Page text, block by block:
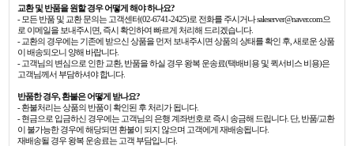
교환 및 반품을 원할 경우 어떻게 해야 하나요?
- 모든 반품 및 교환 문의는 고객센터(02-6741-2425)로 전화를 주시거나 saleserver@naver.com으
로 이메일을 보내주시면, 즉시 확인하여 빠르게 처리해 드리겠습니다.
- 교환의 경우에는 기존에 받으신 상품을 먼저 보내주시면 상품의 상태를 확인 후, 새로운 상품
이 배송되오니 양해 바랍니다.
- 고객님의 변심으로 인한 교환, 반품을 하실 경우 왕복 운송료(택배비용 및 퀵서비스 비용)은
고객님께서 부담하셔야 합니다.
반품한 경우, 환불은 어떻게 받나요?
- 환불처리는 상품의 반품이 확인된 후 처리가 됩니다.
- 현금으로 입금하신 경우에는 고객님의 은행 계좌번호로 즉시 송금해 드립니다. 단, 반품/교환
이 불가능한 경우에 해당되면 환불이 되지 않으며 고객에게 재배송됩니다.
재배송될 경우 왕복 운송료는 고객 부담입니다.